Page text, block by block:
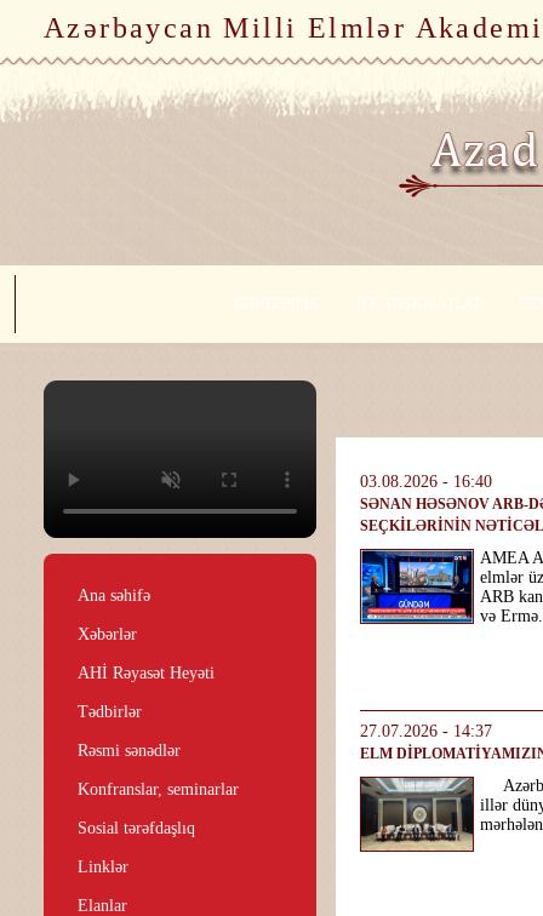
Azərbaycan Milli Elmlər
RƏHBƏRLİK İLK TƏŞKİLATLAR
Ana səhifə
Xəbərlər
AHİ Rəyasət Heyəti
Tədbirlər
Rəsmi sənədlər
Konfranslar, seminarlar
Sosial tərəfdaşlıq
Linklər
Elanlar
03.08.2026 - 16:40
SƏNAN HƏSƏNOV ARB-
SEÇKİLƏRİNİN
AMEA
elmlər
ARB
və
27.07.2026 - 14:37
ELM
illər